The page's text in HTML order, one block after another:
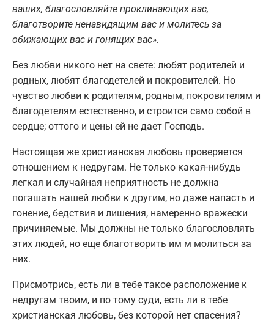
ваших, благословляйте проклинающих вас,
благотворите ненавидящим вас и молитесь за
обижающих вас и гонящих вас».
Без любви никого нет на свете: любят родителей и
родных, любят благодетелей и покровителей. Но
чувство любви к родителям, родным, покровителям и
благодетелям естественно, и строится само собой в
сердце; оттого и цены ей не дает Господь.
Настоящая же христианская любовь проверяется
отношением к недругам. Не только какая-нибудь
легкая и случайная неприятность не должна
погашать нашей любви к другим, но даже напасть и
гонение, бедствия и лишения, намеренно вражески
причиняемые. Мы должны не только благословлять
этих людей, но еще благотворить им м молиться за
них.
Присмотрись, есть ли в тебе такое расположение к
недругам твоим, и по тому суди, есть ли в тебе
христианская любовь, без которой нет спасения?